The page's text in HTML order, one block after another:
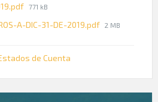
File
771 kB
A-DIC-31-DE-2019.pdf File
2 MB
de Cuenta